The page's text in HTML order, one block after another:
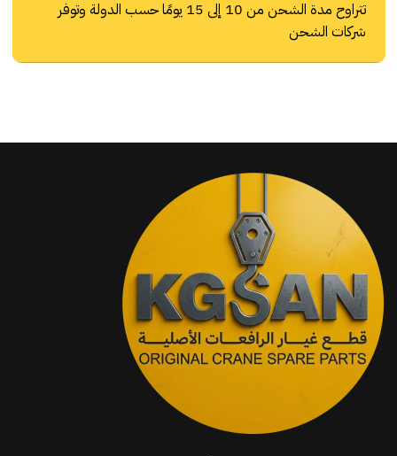
تتراوح مدة الشحن من 10 إلى 15 يومًا حسب الدولة وتوفر
شركات الشحن